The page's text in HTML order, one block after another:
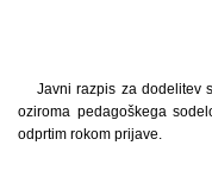
Javni razpis za dodelitev
oziroma pedagoškega
odprtim rokom prijave.